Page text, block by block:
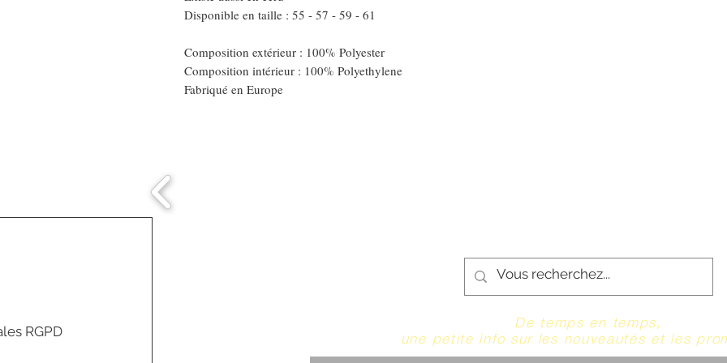
Disponible en taille : 55 - 57 - 59 - 61
Composition extérieur : 100% Polyester
Composition intérieur : 100% Polyethylene
Fabriqué en Europe
RGPD De temps en temps,
une petite info sur les nouveautés et les